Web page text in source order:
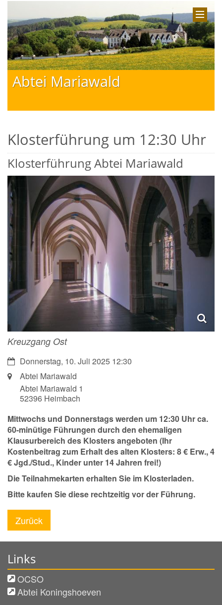
Abtei Mariawald
Klosterführung um 12:30 Uhr
Klosterführung Abtei Mariawald
Kreuzgang Ost
Datum:Donnerstag, 10. Juli 2025 12:30
Ort: Abtei Mariawald
Abtei Mariawald 1
52396 Heimbach
Mittwochs und Donnerstags werden um 12:30 Uhr ca.
60-minütige Führungen durch den ehemaligen
Klausurbereich des Klosters angeboten (Ihr
Kostenbeitrag zum Erhalt des alten Klosters: 8 € Erw., 4
€ Jgd./Stud., Kinder unter 14 Jahren frei!)
Die Teilnahmekarten erhalten Sie im Klosterladen.
Bitte kaufen Sie diese rechtzeitig vor der Führung.
Zurück
Links
OCSO
Abtei Koningshoeven